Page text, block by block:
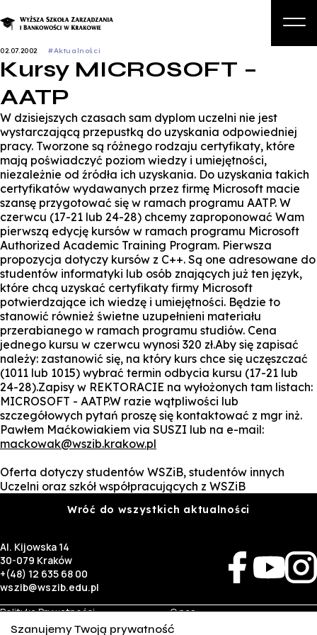
Studia podyplomowe i kursy
Kandydat
Student
Biznes
Zapisz się na studia
02.07.2002 #Aktualności
Kursy MICROSOFT –
AATP
W dzisiejszych czasach sam dyplom uczelni nie jest
wystarczającą przepustką do uzyskania odpowiedniej
pracy. Tworzone są różnego rodzaju certyfikaty, które
mają poświadczyć poziom wiedzy i umiejętności,
niezależnie od źródła ich uzyskania. Do uzyskania takich
certyfikatów wydawanych przez firmę Microsoft macie
szansę przygotować się w ramach programu AATP. W
czerwcu (17-21 lub 24-28) chcemy zaproponować Wam
pierwszą edycję kursów w ramach programu Microsoft
Authorized Academic Training Program. Pierwsza
propozycja dotyczy kursów z C++. Są one adresowane do
studentów informatyki lub osób znających już ten język,
które chcą uzyskać certyfikaty firmy Microsoft
potwierdzające ich wiedzę i umiejętności. Będzie to
stanowić również świetne uzupełnieni materiału
przerabianego w ramach programu studiów. Cena
jednego kursu w czerwcu wynosi 320 zł.Aby się zapisać
należy: zastanowić się, na który kurs chce się uczęszczać
(1011 lub 1015) wybrać termin odbycia kursu (17-21 lub
24-28).Zapisy w REKTORACIE na wyłożonych tam listach:
MICROSOFT - AATP.W razie wątpliwości lub
szczegółowych pytań proszę się kontaktować z mgr inż.
Pawłem Maćkowiakiem via SUSZI lub na e-mail:
mackowak@wszib.krakow.pl
Oferta dotyczy studentów WSZiB, studentów innych
Uczelni oraz szkół współpracujących z WSZiB
Wróć do wszystkich aktualności
Al. Kijowska 14
30-079 Kraków
+(48) 12 635 68 00
wszib@wszib.edu.pl
Polityka Prywatności
RODO
O nas
Rekrutacja
Szanujemy Twoją prywatność